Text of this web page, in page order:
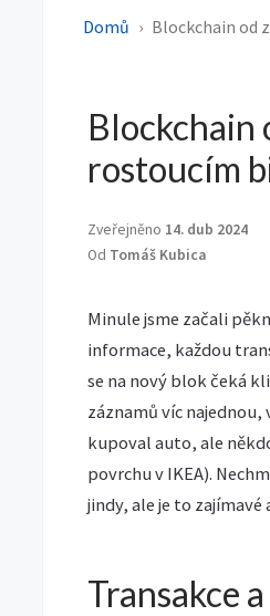
Domů Blockchain od
Blockchain
rostoucím
Zveřejněno 14. dub 2024
Od Tomáš Kubica
Minule jsme začali
informace, každou
se na nový blok čeká
záznamů víc
kupoval auto, ale
povrchu v IKEA).
jindy, ale je to
Transakce